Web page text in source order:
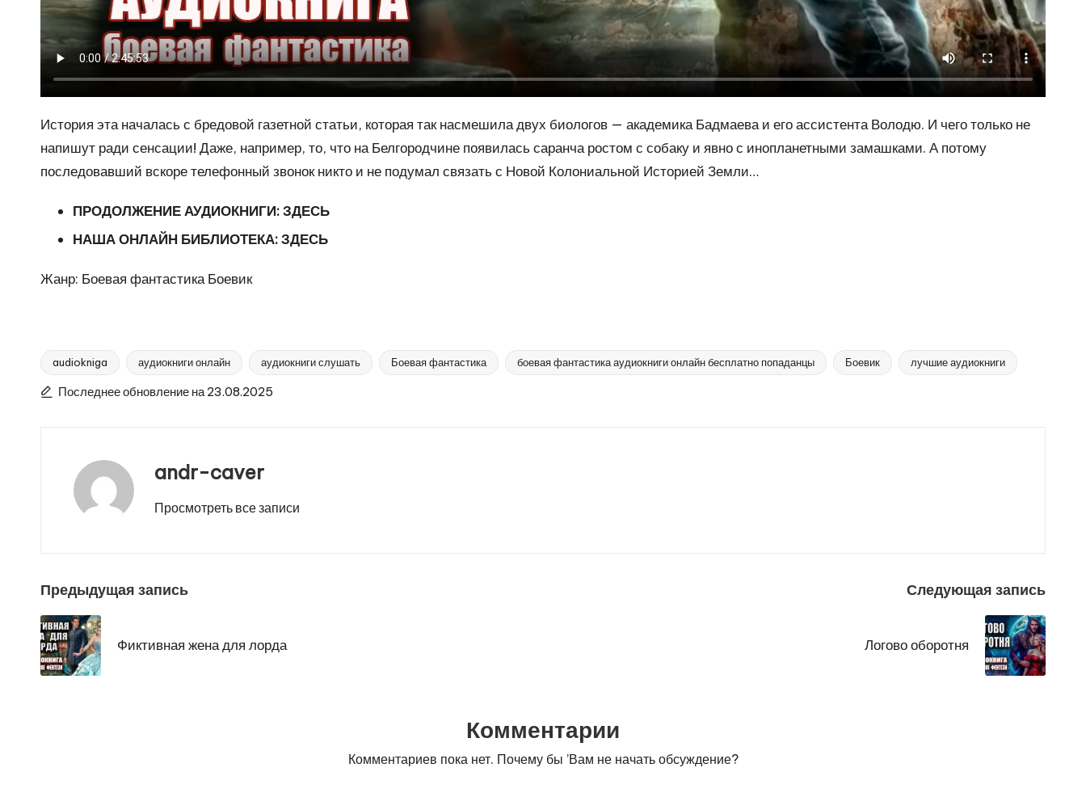
История эта началась с бредовой газетной статьи, которая так насмешила двух биологов — академика Бадмаева и его ассистента Володю. И чего только не
напишут ради сенсации! Даже, например, то, что на Белгородчине появилась саранча ростом с собаку и явно с инопланетными замашками. А потому
последовавший вскоре телефонный звонок никто и не подумал связать с Новой Колониальной Историей Земли…
ПРОДОЛЖЕНИЕ АУДИОКНИГИ:ЗДЕСЬ
НАША ОНЛАЙН БИБЛИОТЕКА:ЗДЕСЬ
Жанр: Боевая фантастика Боевик
Метки:
audiokniga аудиокниги онлайн аудиокниги слушать Боевая фантастика боевая фантастика аудиокниги онлайн бесплатно попаданцы Боевик лучшие аудиокниги
Последнее обновление на 23.08.2025
andr-caver
Просмотреть все записи
Навигация
по
записям
Предыдущая запись
Фиктивная жена для лорда
Следующая запись
Логово оборотня
Комментарии
Комментариев пока нет. Почему бы ’Вам не начать обсуждение?